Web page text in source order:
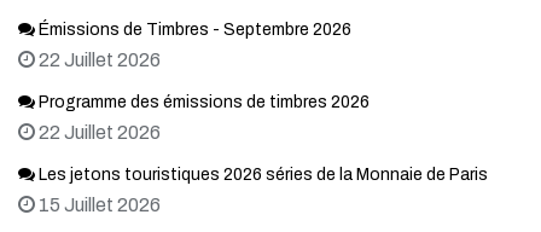
Émissions de Timbres - Septembre 2026
22 Juillet 2026
Programme des émissions de timbres 2026
22 Juillet 2026
Les jetons touristiques 2026 séries de la Monnaie de Paris
15 Juillet 2026